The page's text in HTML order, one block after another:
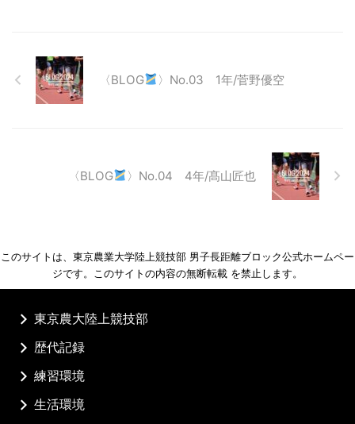
〈BLOG 〉No.03 1年/菅野優空
〈BLOG 〉No.04 4年/髙山匠也
このサイトは、東京農業大学陸上競技部 男子長距離ブロック公式ホームペー
ジです。このサイトの内容の無断転載 を禁止します。
東京農大陸上競技部
歴代記録
練習環境
生活環境